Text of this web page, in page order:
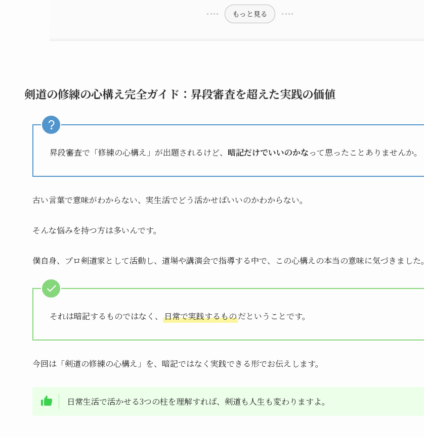
もっと見る
剣道の修練の心構え完全ガイド：昇段審査を超えた実践の価値
昇段審査で「修練の心構え」が出題されるけど、 暗記だけでいいのかなって思ったことありませんか。
古い言葉で意味がわからない、実生活でどう活かせばいいのかわからない。
そんな悩みを持つ方は多いんです。
僕自身、プロ剣道家として活動し、道場や講演会で指導する中で、この心構えの本当の意味に気づきました。
それは暗記するものではなく、 日常で実践するものだということです。
今回は「剣道の修練の心構え」を、暗記ではなく実践できる形でお伝えします。
日常生活で活かせる3つの柱を理解すれば、剣道も人生も変わりますよ。